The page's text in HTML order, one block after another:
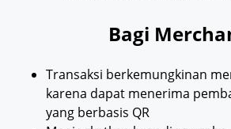
Bagi
Transaksi berkemungkinan
karena dapat menerima
yang berbasis QR